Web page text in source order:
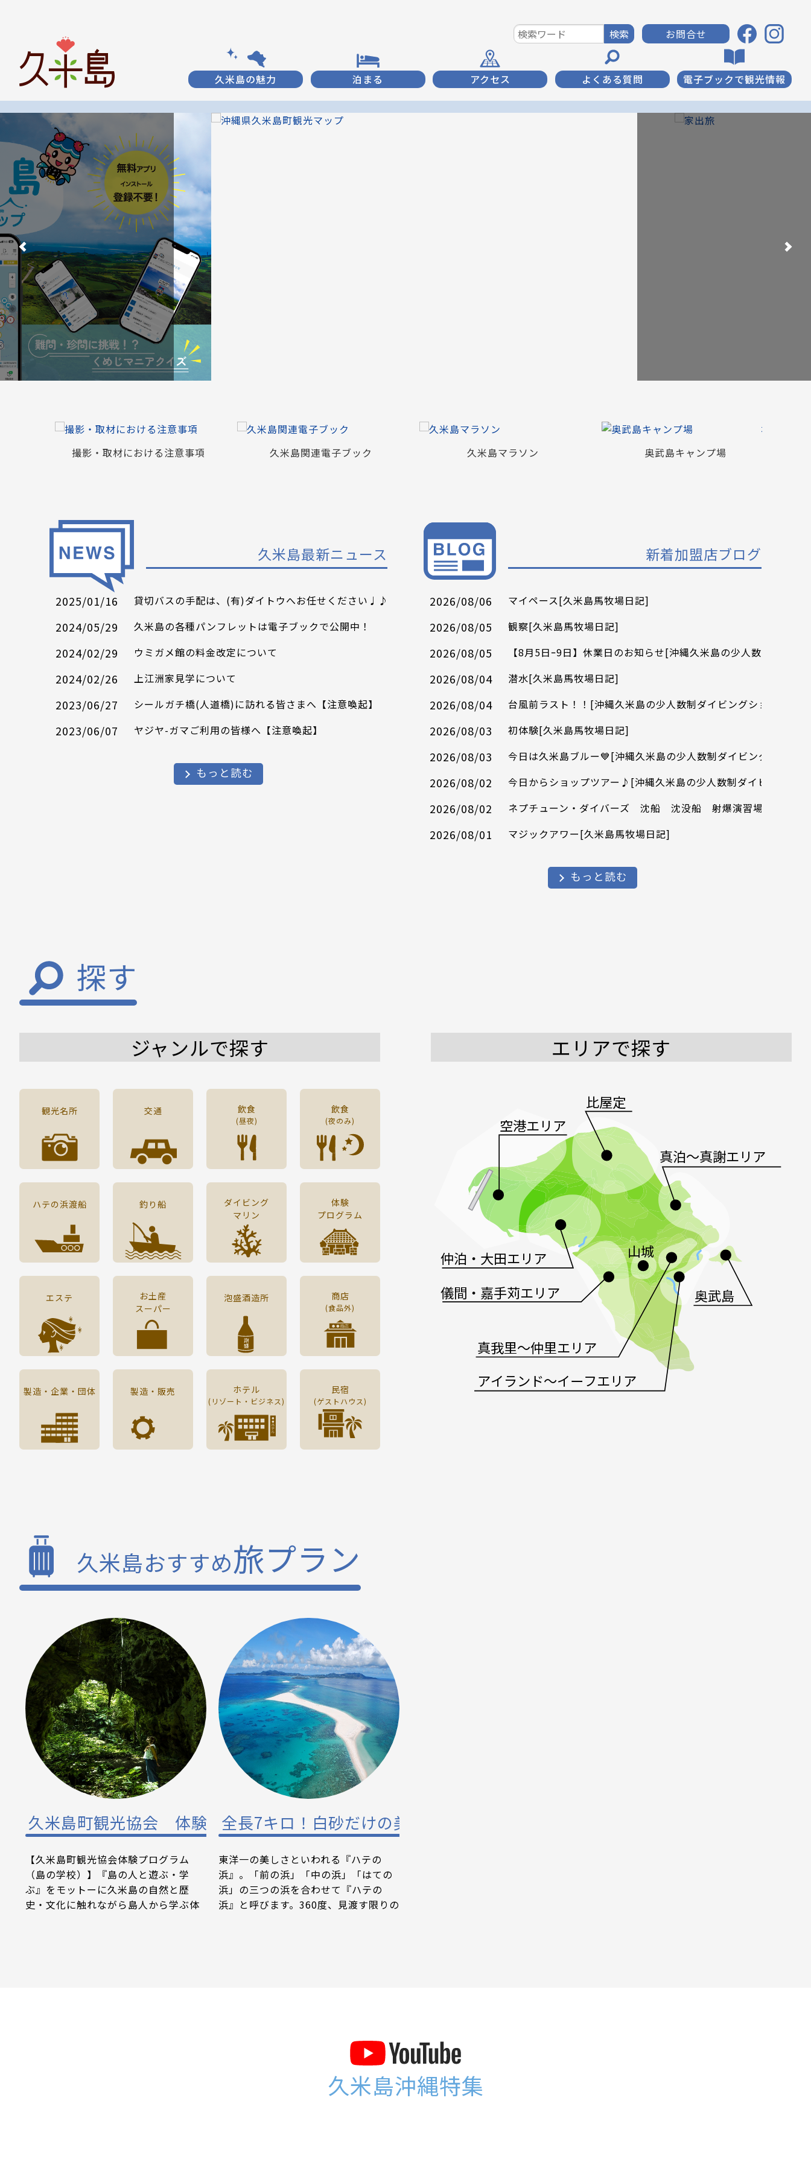
お問合せ
久米島の魅力 泊まる アクセス よくある質問 電子ブックで観光情報
撮影・取材における注意事項 久米島関連電子ブック 久米島マラソン 奥武島キャンプ場
久米島最新ニュース
2025/01/16 貸切バスの手配は、(有)ダイトウへお任せください♩♪
2024/05/29 久米島の各種パンフレットは電子ブックで公開中！
2024/02/29 ウミガメ館の料金改定について
2024/02/26 上江洲家見学について
2023/06/27 シールガチ橋(人道橋)に訪れる皆さまへ【注意喚起】
2023/06/07 ヤジヤ-ガマご利用の皆様へ【注意喚起】
もっと読む
新着加盟店ブログ
2026/08/06 マイペース[久米島馬牧場日記]
2026/08/05 観察[久米島馬牧場日記]
2026/08/05 【8月5日ｰ9日】休業日のお知らせ[沖縄久米島の少人数制ダイビ
2026/08/04 潜水[久米島馬牧場日記]
2026/08/04 台風前ラスト！！[沖縄久米島の少人数制ダイビングショップ プ
2026/08/03 初体験[久米島馬牧場日記]
2026/08/03 今日は久米島ブルー💙[沖縄久米島の少人数制ダイビングショッ
2026/08/02 今日からショップツアー♪[沖縄久米島の少人数制ダイビングシ
2026/08/02 ネプチューン・ダイバーズ 沈船 沈没船 射爆演習場 模擬
2026/08/01 マジックアワー[久米島馬牧場日記]
もっと読む
探す
ジャンルで探す
観光名所 交通 飲食
(昼夜)
飲食
(夜のみ)
ハテの浜渡船 釣り船
ダイビング
マリン
体験
プログラム
エステ
お土産
スーパー
泡盛酒造所 商店
(食品外)
製造・企業・団体 製造・販売 ホテル
(リゾート・ビジネス)
民宿
(ゲストハウス)
エリアで探す
山城
比屋定
真泊～真謝エリア
奥武島
アイランド～イーフエリア
真我里～仲里エリア
儀間・嘉手苅エリア
仲泊・大田エリア
空港エリア
久米島おすすめ旅プラン
久米島町観光協会 体験プログラム！（島の学校）
【久米島町観光協会体験プログラム
（島の学校）】『島の人と遊ぶ・学
ぶ』をモットーに久米島の自然と歴
史・文化に触れながら島人から学ぶ体
全長7キロ！白砂だけの美しすぎるビーチ『ハテの浜』
東洋一の美しさといわれる『ハテの
浜』。「前の浜」「中の浜」「はての
浜」の三つの浜を合わせて『ハテの
浜』と呼びます。360度、見渡す限りの
久米島沖縄特集